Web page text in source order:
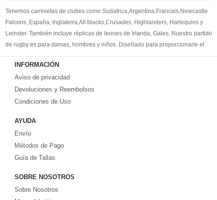
Tenemos camisetas de clubes como Sudafrica,Argentina,Francais,Newcastle
Falcons, España, Inglaterra,All blacks,Crusades, Highlanders, Harlequins y
Leinster. También incluye réplicas de leones de Irlanda, Gales. Nuestro partido
de rugby es para damas, hombres y niños. Diseñado para proporcionarle el
mejor kit de rugby para satisfacer sus necesidades. Bienvenido a comprar la
camisetas de rugby replicas
INFORMACIÓN
Aviso de privacidad
Devoluciones y Reembolsos
Condiciones de Uso
AYUDA
Envío
Métodos de Pago
Guía de Tallas
SOBRE NOSOTROS
Sobre Nosotros